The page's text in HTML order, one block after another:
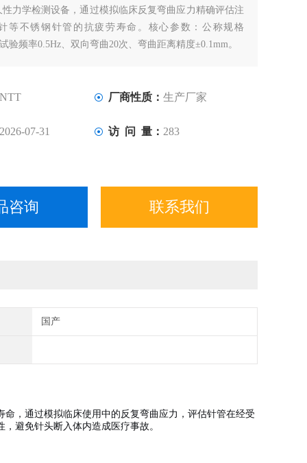
力学检测设备，通过模拟临床反复弯曲应力精确评估注
等不锈钢针管的抗疲劳寿命。核心参数：公称规格
验频率0.5Hz、双向弯曲20次、弯曲距离精度±0.1mm。
NTT 厂商性质： 生产厂家
2026-07-31 访 问 量： 283
咨询 联系我们
国产
，通过模拟临床使用中的反复弯曲应力，评估针管在经受
避免针头断入体内造成医疗事故。